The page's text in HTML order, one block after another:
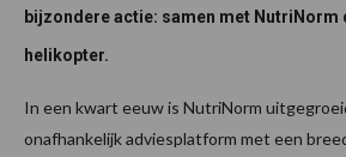
bijzondere actie: samen met NutriNorm
helikopter.
In een kwart eeuw is NutriNorm
onafhankelijk adviesplatform met een